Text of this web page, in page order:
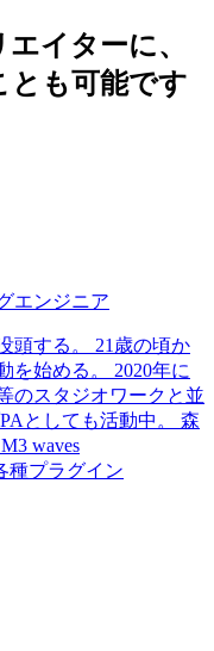
イターに、
とも可能です
エンジニア
頭する。 21歳の頃か
を始める。 2020年に
のスタジオワークと並
としても活動中。 森
waves
種プラグイン